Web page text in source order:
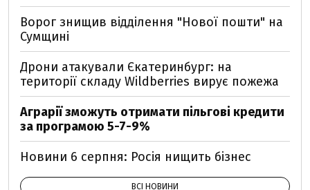
Ворог знищив відділення "Нової пошти" на
Сумщині
Дрони атакували Єкатеринбург: на
території складу Wildberries вирує пожежа
Аграрії зможуть отримати пільгові кредити
за програмою 5-7-9%
Новини 6 серпня: Росія нищить бізнес
ВСІ НОВИНИ